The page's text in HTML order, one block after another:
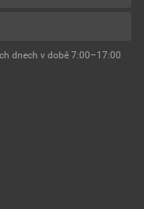
dnech v době 7:00–17:00